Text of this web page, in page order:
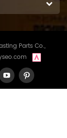
Parts Co.,